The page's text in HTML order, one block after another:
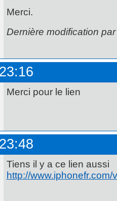
Merci.
Dernière modification
Merci pour le lien
Tiens il y a ce lien aussi
http://